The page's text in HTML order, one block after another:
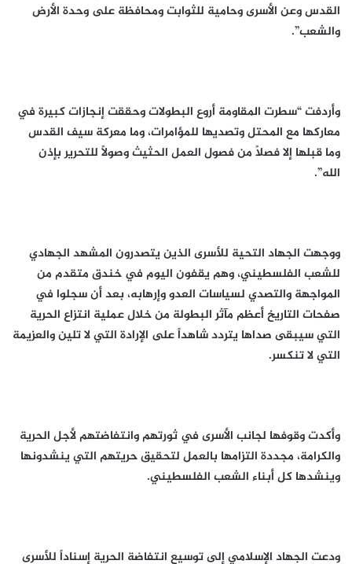
القدس وعن الأسرى وحامية للثوابت ومحافظة على وحدة الأرض
والشعب”.
وأردفت “سطرت المقاومة أروع البطولات وحققت إنجازات كبيرة في
معاركها مع المحتل وتصديها للمؤامرات، وما معركة سيف القدس
وما قبلها إلا فصلاً من فصول العمل الحثيث وصولاً للتحرير بإذن
الله”.
ووجهت الجهاد التحية للأسرى الذين يتصدرون المشهد الجهادي
للشعب الفلسطيني، وهم يقفون اليوم في خندق متقدم من
المواجهة والتصدي لسياسات العدو وإرهابه، بعد أن سجلوا في
صفحات التاريخ أعظم مآثر البطولة من خلال عملية انتزاع الحرية
التي سيبقى صداها يتردد شاهداً على الإرادة التي لا تلين والعزيمة
التي لا تنكسر.
وأكدت وقوفها لجانب الأسرى في ثورتهم وانتفاضتهم لأجل الحرية
والكرامة، مجددة التزامها بالعمل لتحقيق حريتهم التي ينشدونها
وينشدها كل أبناء الشعب الفلسطيني.
ودعت الجهاد الإسلامي إلى توسيع انتفاضة الحرية إسناداً للأسرى